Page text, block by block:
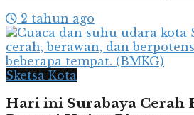
2 tahun ago
Sketsa Kota
Hari ini Surabaya Cerah